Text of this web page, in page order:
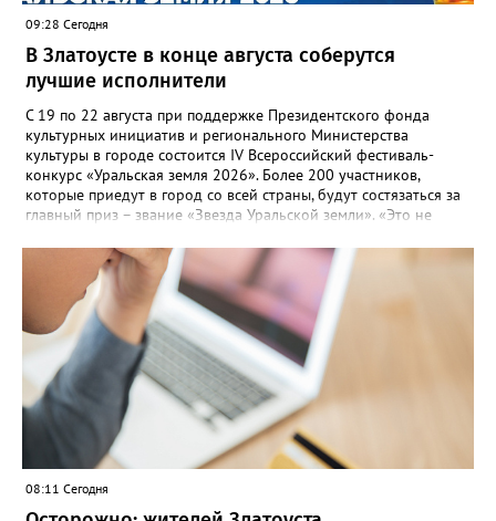
09:28 Сегодня
В Златоусте в конце августа соберутся
лучшие исполнители
С 19 по 22 августа при поддержке Президентского фонда
культурных инициатив и регионального Министерства
культуры в городе состоится IV Всероссийский фестиваль-
конкурс «Уральская земля 2026». Более 200 участников,
которые приедут в город со всей страны, будут состязаться за
главный приз – звание «Звезда Уральской земли». «Это не
прослушивания участников, мастер-классы от ведущих
наставников, выступления победителей прошлых лет и
приглашённых артистов», - сообщает оргкомитет. Вход на все
фестивальные мероприятия будет свободным. В 2025 году в
фестивале участвовали 26 финалистов из городов
Челябинской, Свердловской, Курганской, Оренбургской
областей, Ханты-Мансийского автономного округа и
Республики Башкортостан. Приглашённой звездой стал
идейный вдохновитель, организатор фестиваля, эстрадный
певец, победитель главного патриотического конкурса страны
«Солдатский конверт», лауреат премии в области культуры и
искусства «Золотая лира», участник телевизионных проектов
на Первом канале, обладатель звания «Голос страны» Алексей
Ковин.
08:11 Сегодня